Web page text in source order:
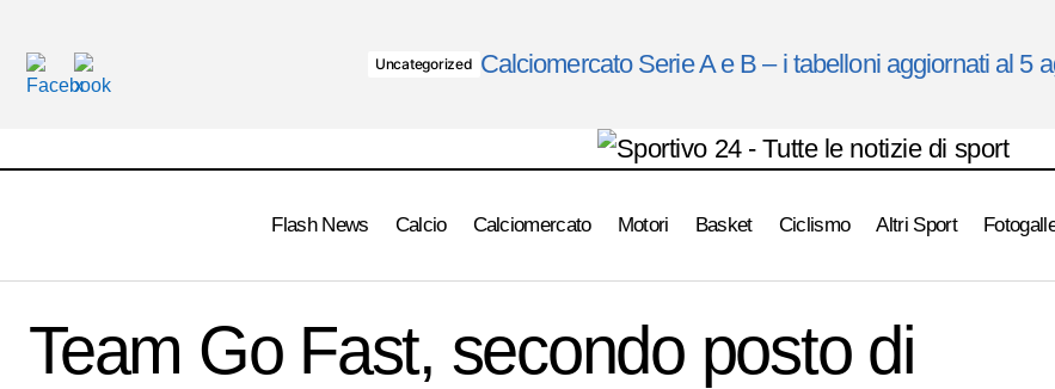
Uncategorized Calciomercato Serie A e B – i tabelloni aggiornati al 5
Flash News Calcio Calciomercato Motori Basket Ciclismo Altri Sport
due
alla Granfondo Selle Italia-La Voa del Sale
Team Go Fast, secondo posto di